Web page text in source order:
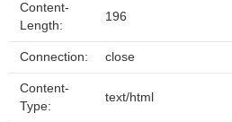
Content-
Length:
196
Connection: close
Content-
Type:
text/html